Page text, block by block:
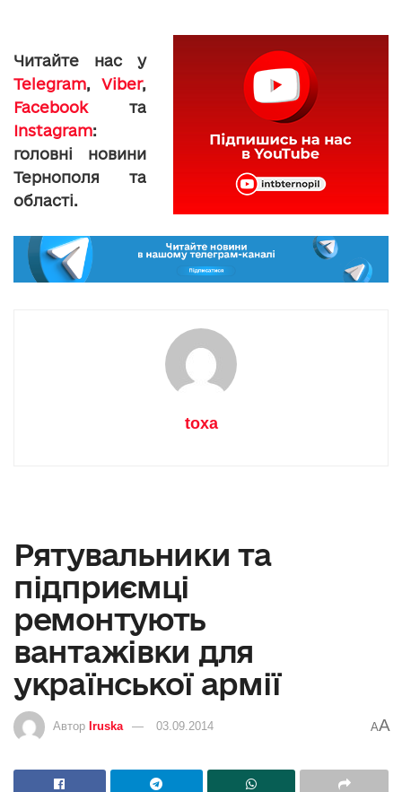
Читайте нас у
Telegram, Viber,
Facebookта
Instagram:
головні новини
Тернополя та
області.
toxa
Рятувальники та
підприємці
ремонтують
вантажівки для
української армії
Автор Iruska 03.09.2014 AA